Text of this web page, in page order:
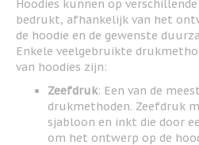
Hoodies kunnen op
bedrukt, afhankelijk van het
de hoodie en de gewenste
Enkele veelgebruikte
van hoodies zijn:
Zeefdruk: Een van de
drukmethoden. Zeefdruk
sjabloon en inkt die door
om het ontwerp op de